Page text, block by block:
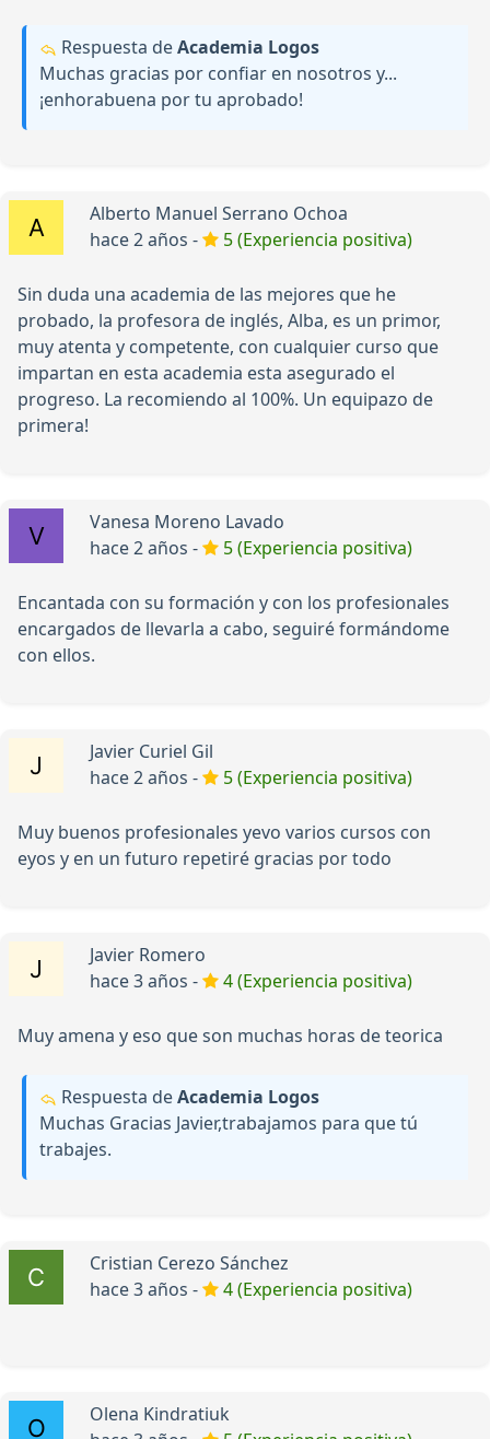
Respuesta deAcademia Logos
Muchas gracias por confiar en nosotros y...
¡enhorabuena por tu aprobado!
Alberto Manuel Serrano Ochoa
hace 2 años -
5 (Experiencia positiva)
Sin duda una academia de las mejores que he
probado, la profesora de inglés, Alba, es un primor,
muy atenta y competente, con cualquier curso que
impartan en esta academia esta asegurado el
progreso. La recomiendo al 100%. Un equipazo de
primera!
Vanesa Moreno Lavado
hace 2 años -
5 (Experiencia positiva)
Encantada con su formación y con los profesionales
encargados de llevarla a cabo, seguiré formándome
con ellos.
Javier Curiel Gil
hace 2 años -
5 (Experiencia positiva)
Muy buenos profesionales yevo varios cursos con
eyos y en un futuro repetiré gracias por todo
Javier Romero
hace 3 años -
4 (Experiencia positiva)
Muy amena y eso que son muchas horas de teorica
Respuesta deAcademia Logos
Muchas Gracias Javier,trabajamos para que tú
trabajes.
Cristian Cerezo Sánchez
hace 3 años -
4 (Experiencia positiva)
Olena Kindratiuk